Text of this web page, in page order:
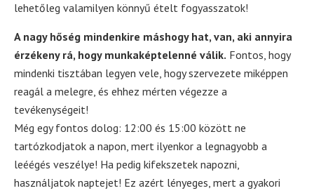
lehetőleg valamilyen könnyű ételt fogyasszatok!
A nagy hőség mindenkire máshogy hat, van, aki annyira
érzékeny rá, hogy munkaképtelenné válik. Fontos, hogy
mindenki tisztában legyen vele, hogy szervezete miképpen
reagál a melegre, és ehhez mérten végezze a
tevékenységeit!
Még egy fontos dolog: 12:00 és 15:00 között ne
tartózkodjatok a napon, mert ilyenkor a legnagyobb a
leéégés veszélye! Ha pedig kifekszetek napozni,
használjatok naptejet! Ez azért lényeges, mert a gyakori